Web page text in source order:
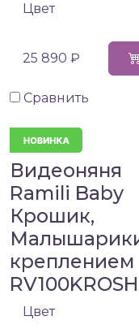
Цвет
25 890 ₽
Сравнить
Видеоняня
Ramili Baby
Крошик,
креплением
RV100KROSH
Цвет